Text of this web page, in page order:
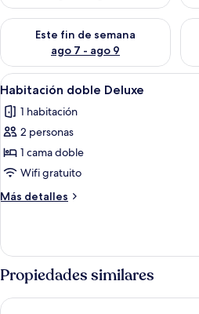
Este fin de semana
ago 7 - ago 9
Consulta la disponibilidad para
Abrir
todas
las
fotos
de
Habitación
doble
Deluxe
9
Habitación doble Deluxe
1 habitación
2 personas
1 cama doble
Wifi gratuito
Más detalles
Más
doble
Deluxe
Propiedades similares
Sea Shells Inn